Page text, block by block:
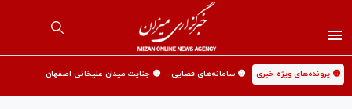
🟡 پرونده‌های ویژه خبری 🟡 سامانه‌های قضایی 🟡 جنایت میدان علیخانی اصفهان